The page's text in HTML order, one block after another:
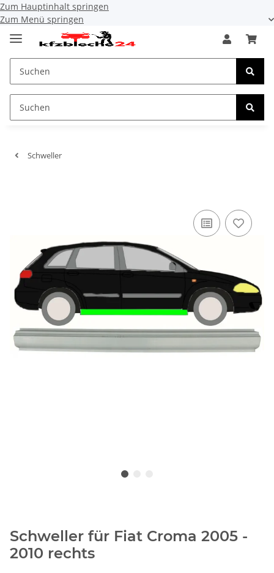
Zum Hauptinhalt springen
Zum Menü springen
Schweller
Schweller für Fiat Croma 2005 -
2010 rechts